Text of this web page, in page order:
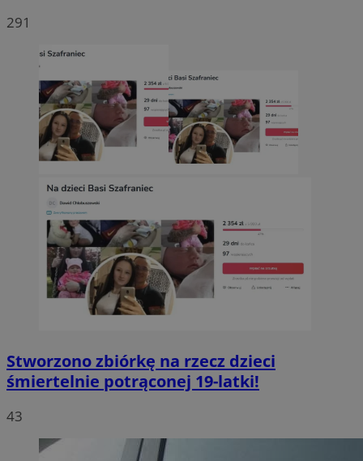
291
Stworzono zbiórkę na rzecz dzieci
śmiertelnie potrąconej 19-latki!
43